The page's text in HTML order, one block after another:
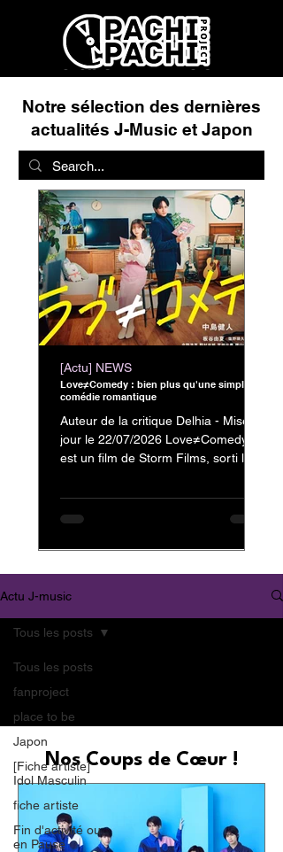
Notre sélection des dernières
actualités J-Music et Japon
Love≠Comedy : bien plus qu'une simple
comédie romantique
Auteur de la critique Delhia - Mise à
jour le 22/07/2026 Love≠Comedy
est un film de Storm Films, sorti le 3
dans le rôle de Kanzaki Reiji et
Nagahama Neru dans celui de
de Nakajima Kento, on ne pouvait
Love≠Comedy qui m'ont donné
envie de vous partager mon avis.
[Actu] NEWS
Actu J-music
Tous les posts
fanproject
place to be
Japon
[Fiche artiste]
Idol Masculin
fiche artiste
Fin d'activité ou
en Pause
Tous les posts
Nos Coups de Cœur !